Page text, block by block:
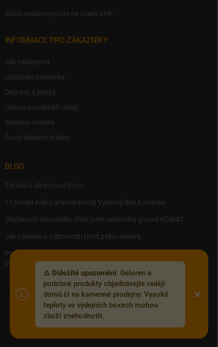
⚠️ Důležité upozornění: Geloren a
podobné produkty objednávejte raději
domů či na kamenné prodejny. Vysoké
teploty ve výdejních boxech mohou
zboží znehodnotit.
Zboží zasíláme pouze na území EHP
INFORMACE PRO ZÁKAZNÍKY
Jak nakupovat
Obchodní podmínky
Dopravy a platby
Ochrana osobních údajů
Soubory cookies
Často kladené otázky
BLOG
5 kroků k silné imunitě psa
11 border kolií a granule Kořist Vydatný Býk & Krocan
Zkušenosti chovatelky: Proč jsme zakotvili u granulí KOŘIST
Jak s láskou a odborností krmit psího seniora
Precision MICROBES – Koktejl tělu prospěšných živých bakterií,
probiotik a postbiotik.
Copyright 2026 Zoofix.cz. Všechna práva vyhrazena.
cookies